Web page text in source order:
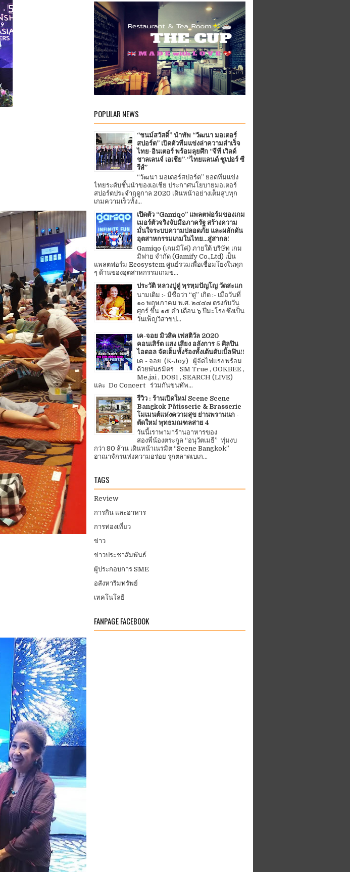
POPULAR NEWS
“ชนม์สวัสดิ์” นำทัพ “วัฒนา มอเตอร์
สปอร์ต” เปิดตัวทีมแข่งล่าความสำเร็จ
ไทย-อินเตอร์ พร้อมลุยศึก “จีที เวิลด์
ชาลเลนจ์ เอเชีย”-“ไทยแลนด์ ซูเปอร์ ซี
รีส์”
“วัฒนา มอเตอร์สปอร์ต” ยอดทีมแข่ง
ไทยระดับชั้นนำของเอเชีย ประกาศนโยบายมอเตอร์
สปอร์ตประจำฤดูกาล 2020 เดินหน้าอย่างเต็มสูบทุก
เกมความเร็วทั้ง...
เปิดตัว “Gamiqo” แพลตฟอร์มของเกม
เมอร์ตัวจริงจับมือภาครัฐ สร้างความ
มั่นใจระบบความปลอดภัย และผลักดัน
อุตสาหกรรมเกมในไทย...สู่สากล!
Gamiqo (เกมมิโค่) ภายใต้ บริษัท เกม
มิฟาย จำกัด (Gamify Co.,Ltd) เป็น
แพลตฟอร์ม Ecosystem ศูนย์รวมเพื่อเชื่อมโยงในทุก
ๆ ด้านของอุตสาหกรรมเกมข...
ประวัติ หลวงปู่ดู่ พฺรหฺมปัญโญ วัดสะแก
นามเดิม :- มีชื่อว่า “ดู่” เกิด :- เมื่อวันที่
๑๐ พฤษภาคม พ.ศ. ๒๔๔๗ ตรงกับวัน
ศุกร์ ขึ้น ๑๕ ค่ำ เดือน ๖ ปีมะโรง ซึ่งเป็น
วันเพ็ญวิสาขป...
เค-จอย มิวสิค เฟสติวัล 2020
คอนเสิร์ต แสง เสียง อลังการ 5 ศิลปิน
ไอดอล จัดเต็มทั้งร้องทั้งเต้นดับเบิ้ลฟิน!!
เค - จอย (K-Joy) ผู้จัดไฟแรง พร้อม
ด้วยพันธมิตร SM True , OOKBEE ,
Me.jai , DO81 , SEARCH (LIVE)
และ Do Concert ร่วมกันขนทัพ...
รีวิว : ร้านเปิดใหม่ Scene Scene
Bangkok Pâtisserie & Brasserie
โมเมนต์แห่งความสุข ย่านพรานนก -
ตัดใหม่ พุทธมณฑลสาย 4
วันนี้เราพามาร้านอาหารของ
สองพี่น้องตระกูล “อนุวัตเมธี” ทุ่มงบ
กว่า 80 ล้าน เดินหน้าเนรมิต “Scene Bangkok”
อาณาจักรแห่งความอร่อย รุกตลาดเบเก...
TAGS
Review
การกิน และอาหาร
การท่องเที่ยว
ข่าว
ข่าวประชาสัมพันธ์
ผู้ประกอบการ SME
อสังหาริมทรัพย์
เทคโนโลยี
FANPAGE FACEBOOK